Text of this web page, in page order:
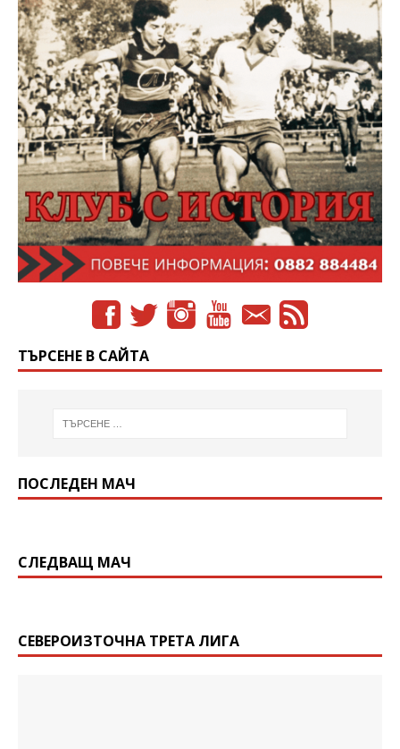
ТЪРСЕНЕ В САЙТА
ПОСЛЕДЕН МАЧ
СЛЕДВАЩ МАЧ
СЕВЕРОИЗТОЧНА ТРЕТА ЛИГА